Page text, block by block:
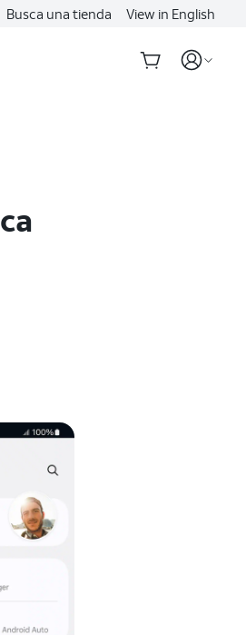
Busca una tienda View in English